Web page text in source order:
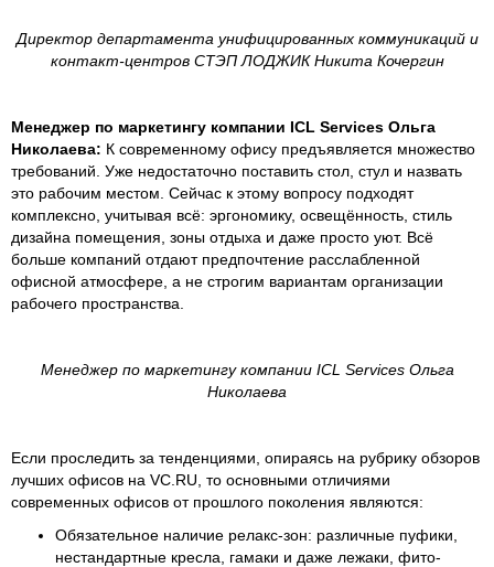
Директор департамента унифицированных коммуникаций и
контакт-центров СТЭП ЛОДЖИК Никита Кочергин
Менеджер по маркетингу компании ICL Services Ольга
Николаева: К современному офису предъявляется множество
требований. Уже недостаточно поставить стол, стул и назвать
это рабочим местом. Сейчас к этому вопросу подходят
комплексно, учитывая всё: эргономику, освещённость, стиль
дизайна помещения, зоны отдыха и даже просто уют. Всё
больше компаний отдают предпочтение расслабленной
офисной атмосфере, а не строгим вариантам организации
рабочего пространства.
Менеджер по маркетингу компании ICL Services Ольга
Николаева
Если проследить за тенденциями, опираясь на рубрику обзоров
лучших офисов на VC.RU, то основными отличиями
современных офисов от прошлого поколения являются:
Обязательное наличие релакс-зон: различные пуфики,
нестандартные кресла, гамаки и даже лежаки, фито-